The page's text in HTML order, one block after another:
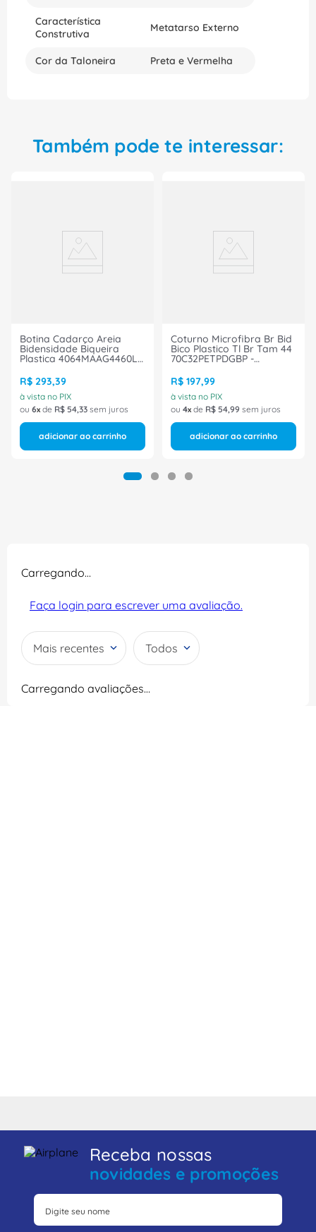
Característica
Construtiva
Metatarso Externo
Cor da Taloneira Preta e Vermelha
Também pode te interessar:
Botina Cadarço Areia
Bidensidade Biqueira
Plastica 4064MAAG4460LH
Bracol
R$ 293,39
à vista no PIX
ou 6 de R$ 54,33 sem juros
adicionar ao carrinho
Coturno Microfibra Br Bid
Bico Plastico Tl Br Tam 44
70C32PETPDGBP -
R$ 197,99
à vista no PIX
ou 4 de R$ 54,99 sem juros
adicionar ao carrinho
Carregando…
Faça login para escrever uma avaliação.
Mais recentes Todos
Carregando avaliações…
Receba nossas
novidades e promoções